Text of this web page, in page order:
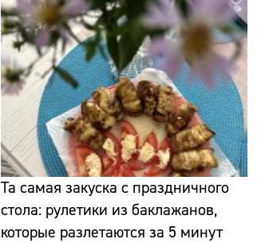
Та самая закуска с праздничного
стола: рулетики из баклажанов,
которые разлетаются за 5 минут